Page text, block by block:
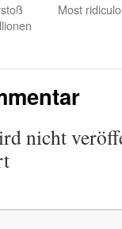
Most
nicht